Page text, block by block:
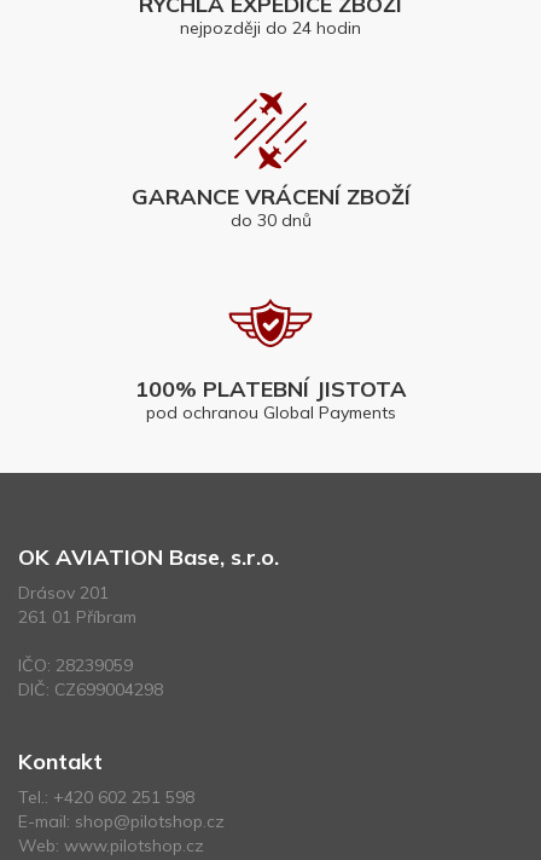
nejpozději do 24 hodin
GARANCE VRÁCENÍ ZBOŽÍ
do 30 dnů
100% PLATEBNÍ JISTOTA
pod ochranou Global Payments
OK AVIATION Base, s.r.o.
Drásov 201
261 01 Příbram
IČO: 28239059
DIČ: CZ699004298
Kontakt
Tel.: +420 602 251 598
E-mail: shop@pilotshop.cz
Web: www.pilotshop.cz